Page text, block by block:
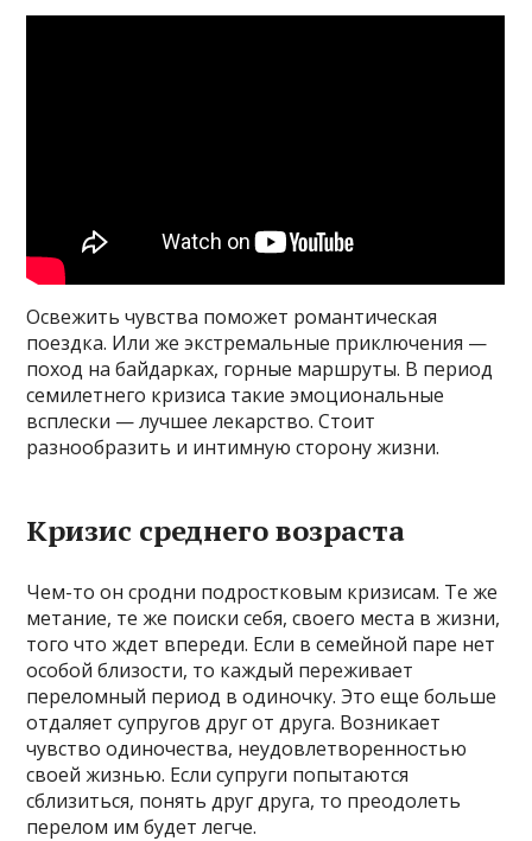
Освежить чувства поможет романтическая
поездка. Или же экстремальные приключения —
поход на байдарках, горные маршруты. В период
семилетнего кризиса такие эмоциональные
всплески — лучшее лекарство. Стоит
разнообразить и интимную сторону жизни.
Кризис среднего возраста
Чем-то он сродни подростковым кризисам. Те же
метание, те же поиски себя, своего места в жизни,
того что ждет впереди. Если в семейной паре нет
особой близости, то каждый переживает
переломный период в одиночку. Это еще больше
отдаляет супругов друг от друга. Возникает
чувство одиночества, неудовлетворенностью
своей жизнью. Если супруги попытаются
сблизиться, понять друг друга, то преодолеть
перелом им будет легче.